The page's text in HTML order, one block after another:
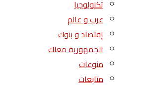
تكنولوجيا
عرب و عالم
إقتصاد و بنوك
الجمهورية معاك
منوعات
متابعات